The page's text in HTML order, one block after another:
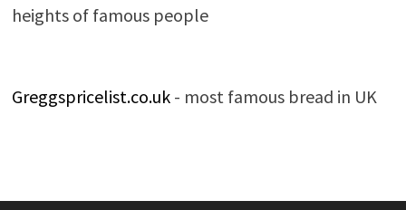
heights of famous people
Greggspricelist.co.uk- most famous bread in UK